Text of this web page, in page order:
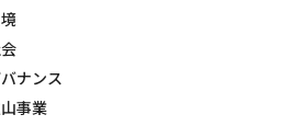
ナンス
事業